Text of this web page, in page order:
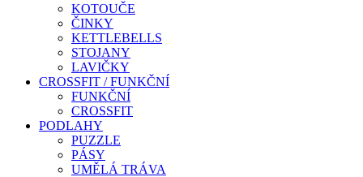
KOTOUČE
ČINKY
KETTLEBELLS
STOJANY
LAVIČKY
CROSSFIT / FUNKČNÍ
FUNKČNÍ
CROSSFIT
PODLAHY
PUZZLE
PÁSY
UMĚLÁ TRÁVA